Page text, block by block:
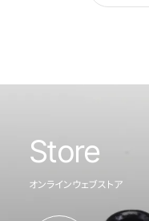
Store
オンラインウェブストア